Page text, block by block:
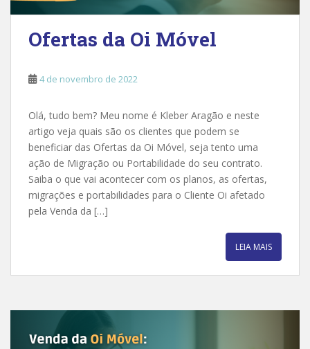
Ofertas da Oi Móvel
4 de novembro de 2022
Olá, tudo bem? Meu nome é Kleber Aragão e neste
artigo veja quais são os clientes que podem se
beneficiar das Ofertas da Oi Móvel, seja tento uma
ação de Migração ou Portabilidade do seu contrato.
Saiba o que vai acontecer com os planos, as ofertas,
migrações e portabilidades para o Cliente Oi afetado
pela Venda da […]
LEIA MAIS